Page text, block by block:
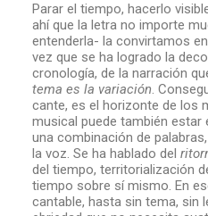
Parar el tiempo, hacerlo
ahí que la letra no importe
entenderla- la convirtamos
vez que se ha logrado la
cronología, de la narración
tema es la variación.
cante, es el horizonte de los
musical puede también estar
una combinación de
la voz. Se ha hablado del
del tiempo, territorialización
tiempo sobre sí mismo. En
cantable, hasta sin tema, sin